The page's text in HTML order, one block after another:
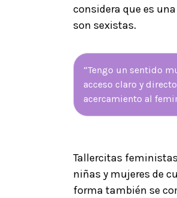
considera que es
son sexistas.
“Tengo un sentido
acceso claro y
acercamiento al
Tallercitas
niñas y mujeres de
forma también se